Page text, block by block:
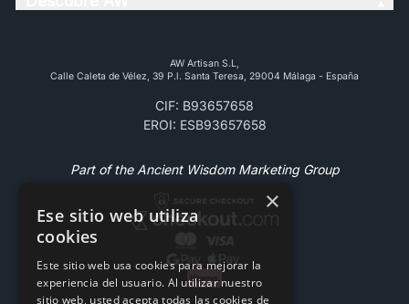
AW Artisan S.L,
Calle Caleta de Vélez, 39 P.l. Santa Teresa, 29004 Málaga - España
CIF: B93657658
EROI: ESB93657658
Part of the Ancient Wisdom Marketing Group
×
Ese sitio web utiliza
cookies
Este sitio web usa cookies para mejorar la
experiencia del usuario. Al utilizar nuestro
sitio web, usted acepta todas las cookies de